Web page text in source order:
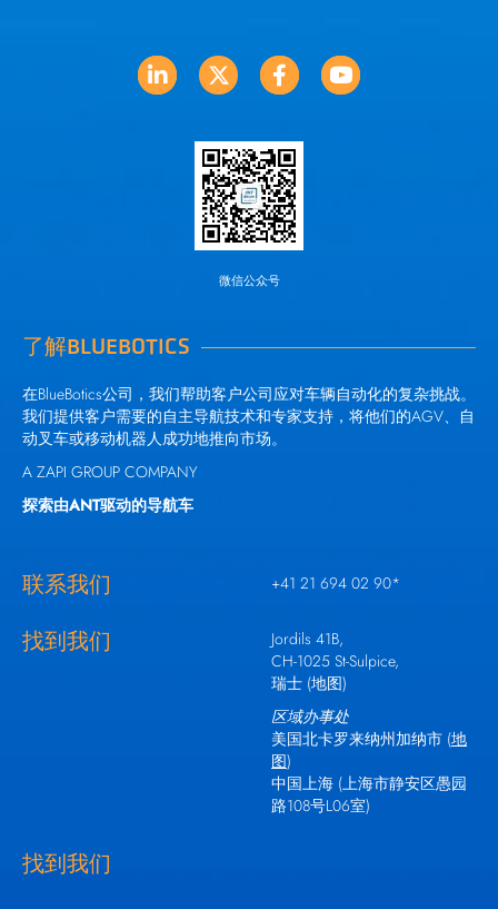
微信公众号
了解BLUEBOTICS
在BlueBotics公司，我们帮助客户公司应对车辆自动化的复杂挑战。
我们提供客户需要的自主导航技术和专家支持，将他们的AGV、自
动叉车或移动机器人成功地推向市场。
A ZAPI GROUP COMPANY
探索由ANT驱动的导航车
联系我们
找到我们
+41 21 694 02 90*
Jordils 41B,
CH-1025 St-Sulpice,
瑞士 (地图)
区域办事处
美国北卡罗来纳州加纳市 (地
图)
中国上海 (上海市静安区愚园
路108号L06室)
找到我们